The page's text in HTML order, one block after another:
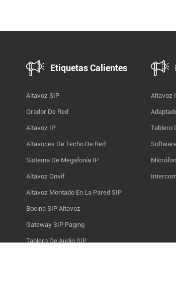
Etiquetas Calientes
Altavoz SIP
Orador De Red
Altavoz IP
Altavoces De Techo De Red
Sistema De Megafonía IP
Altavoz Onvif
Altavoz Montado En La Pared SIP
Bocina SIP Altavoz
Gateway SIP Paging
Tablero De Audio SIP
Altavoz
Tablero